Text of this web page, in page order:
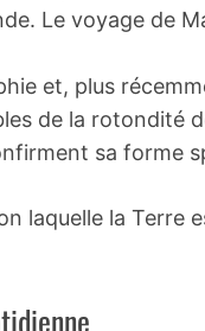
Le voyage de
et, plus
de la rotondité
sa forme
laquelle la Terre